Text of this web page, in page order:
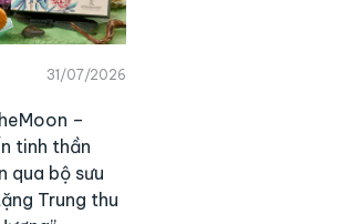
31/07/2026
–
tinh thần
qua bộ sưu
Trung thu